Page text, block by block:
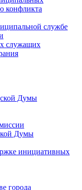
конфликта
службе
служащих
Думы
Думы
инициативных
города